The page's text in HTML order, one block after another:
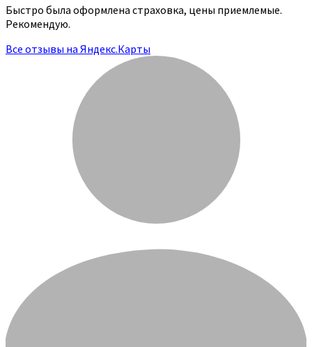
Быстро была оформлена страховка, цены приемлемые.
Рекомендую.
Все отзывы на Яндекс.Карты